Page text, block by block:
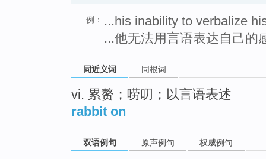
例：
...his inability to verbalize
...他无法用言语表达自己的
同近义词 同根词
vi. 累赘；唠叨；以言语表述
rabbit on
双语例句 原声例句 权威例句